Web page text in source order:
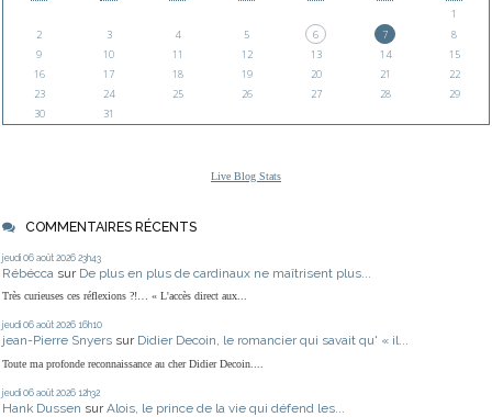
1
2
3 4 5 6 7
8
9
10 11 12 13 14
15
16
17 18 19 20 21
22
23
24 25 26 27 28
29
30
31
Live Blog Stats
COMMENTAIRES RÉCENTS
jeudi 06 août 2026 23h43
Rébécca sur De plus en plus de cardinaux ne maîtrisent plus...
Très curieuses ces réflexions ?!… « L'accès direct aux...
jeudi 06 août 2026 16h10
jean-Pierre Snyers sur Didier Decoin, le romancier qui savait qu' « il...
Toute ma profonde reconnaissance au cher Didier Decoin....
jeudi 06 août 2026 12h32
Hank Dussen sur Alois, le prince de la vie qui défend les...